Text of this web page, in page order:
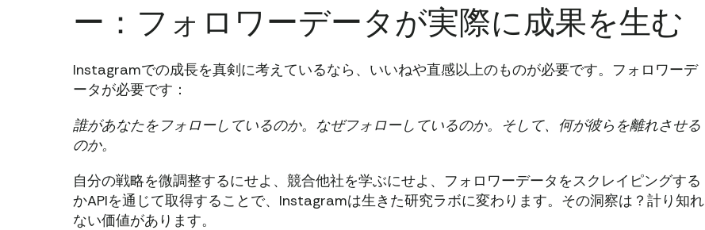
ー：フォロワーデータが実際に成果を生む
Instagramでの成長を真剣に考えているなら、いいねや直感以上のものが必要です。フォロワーデ
ータが必要です：
誰があなたをフォローしているのか。なぜフォローしているのか。そして、何が彼らを離れさせる
のか。
自分の戦略を微調整するにせよ、競合他社を学ぶにせよ、フォロワーデータをスクレイピングする
かAPIを通じて取得することで、Instagramは生きた研究ラボに変わります。その洞察は？計り知れ
ない価値があります。